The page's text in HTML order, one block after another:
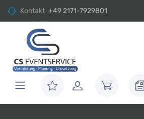
Kontakt +49 2171-7929801